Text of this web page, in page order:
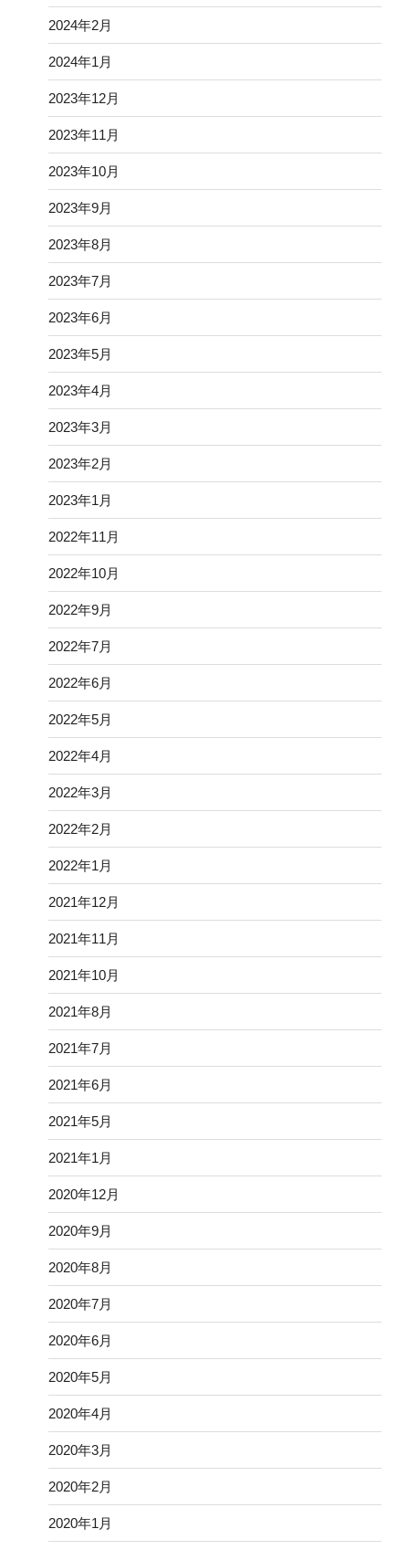
2024年2月
2024年1月
2023年12月
2023年11月
2023年10月
2023年9月
2023年8月
2023年7月
2023年6月
2023年5月
2023年4月
2023年3月
2023年2月
2023年1月
2022年11月
2022年10月
2022年9月
2022年7月
2022年6月
2022年5月
2022年4月
2022年3月
2022年2月
2022年1月
2021年12月
2021年11月
2021年10月
2021年8月
2021年7月
2021年6月
2021年5月
2021年1月
2020年12月
2020年9月
2020年8月
2020年7月
2020年6月
2020年5月
2020年4月
2020年3月
2020年2月
2020年1月